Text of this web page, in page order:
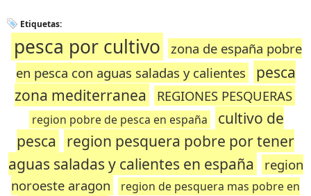
Etiquetas:
pesca por cultivo
zona de españa pobre
en pesca con aguas saladas y calientes
pesca
zona mediterranea
REGIONES PESQUERAS
region pobre de pesca en españa
cultivo de
pesca region pesquera pobre por tener
aguas saladas y calientes en españa
region
noroeste aragon
region de pesquera mas pobre en